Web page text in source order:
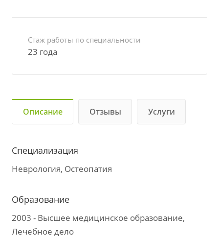
Стаж работы по специальности
23 года
Описание Отзывы Услуги
Специализация
Неврология, Остеопатия
Образование
2003 - Высшее медицинское образование,
Лечебное дело